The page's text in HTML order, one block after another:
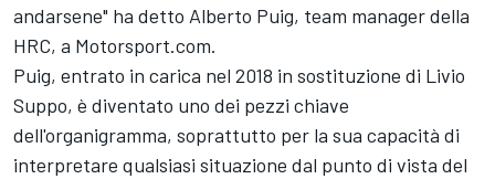
andarsene" ha detto Alberto Puig, team manager della
HRC, a Motorsport.com.
Puig, entrato in carica nel 2018 in sostituzione di Livio
Suppo, è diventato uno dei pezzi chiave
dell'organigramma, soprattutto per la sua capacità di
interpretare qualsiasi situazione dal punto di vista del